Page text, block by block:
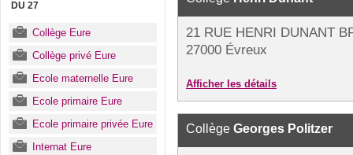
DU 27
Collège Eure
Collège privé Eure
Ecole maternelle Eure
Ecole primaire Eure
Ecole primaire privée Eure
Internat Eure
21 RUE HENRI DUNANT
27000 Évreux
Afficher les détails
Collège Georges Politzer